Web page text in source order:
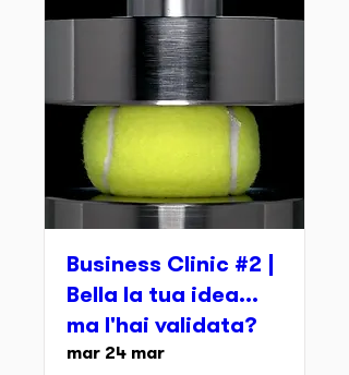
Business Clinic #2 |
Bella la tua idea...
ma l'hai validata?
mar 24 mar